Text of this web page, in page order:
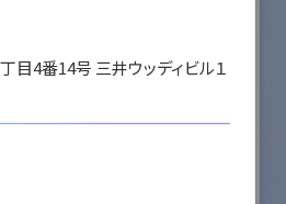
目4番14号 三井ウッディビル１
シ株式会社